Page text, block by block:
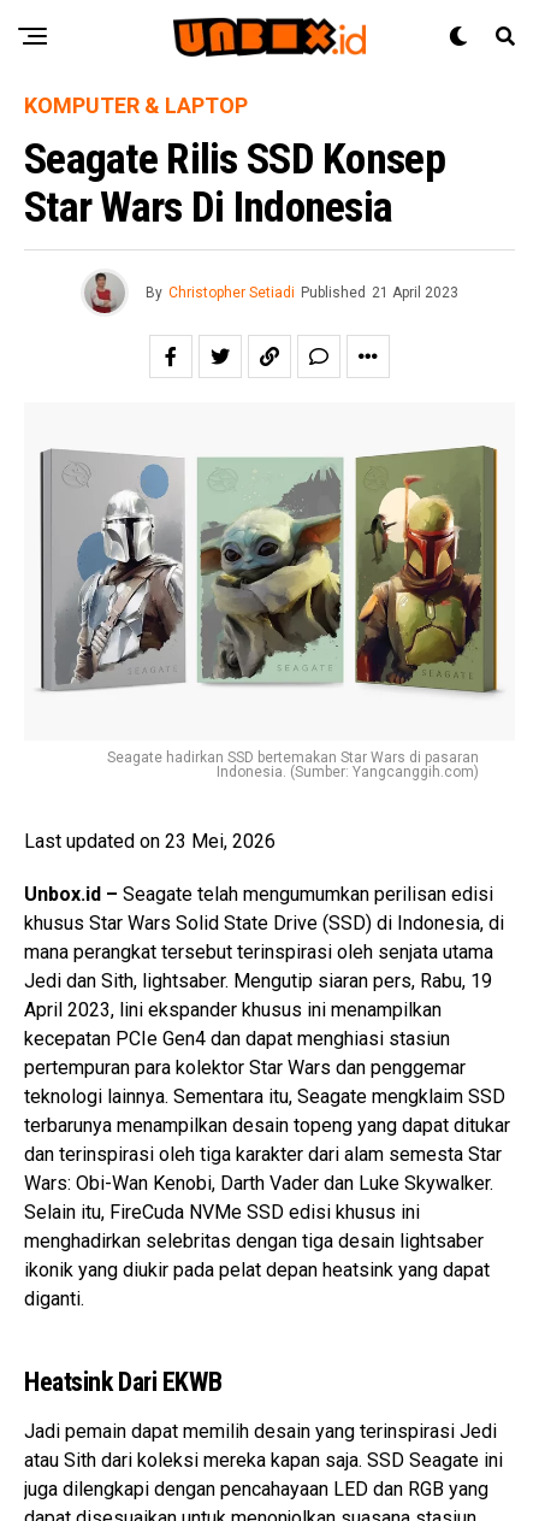
KOMPUTER & LAPTOP
Seagate Rilis SSD Konsep
Star Wars Di Indonesia
By Christopher Setiadi Published 21 April 2023
Seagate hadirkan SSD bertemakan Star Wars di pasaran
Indonesia. (Sumber: Yangcanggih.com)
Last updated on 23 Mei, 2026
Unbox.id – Seagate telah mengumumkan perilisan edisi
khusus Star Wars Solid State Drive (SSD) di Indonesia, di
mana perangkat tersebut terinspirasi oleh senjata utama
Jedi dan Sith, lightsaber. Mengutip siaran pers, Rabu, 19
April 2023, lini ekspander khusus ini menampilkan
kecepatan PCIe Gen4 dan dapat menghiasi stasiun
pertempuran para kolektor Star Wars dan penggemar
teknologi lainnya. Sementara itu, Seagate mengklaim SSD
terbarunya menampilkan desain topeng yang dapat ditukar
dan terinspirasi oleh tiga karakter dari alam semesta Star
Wars: Obi-Wan Kenobi, Darth Vader dan Luke Skywalker.
Selain itu, FireCuda NVMe SSD edisi khusus ini
menghadirkan selebritas dengan tiga desain lightsaber
ikonik yang diukir pada pelat depan heatsink yang dapat
diganti.
Heatsink Dari EKWB
Jadi pemain dapat memilih desain yang terinspirasi Jedi
atau Sith dari koleksi mereka kapan saja. SSD Seagate ini
juga dilengkapi dengan pencahayaan LED dan RGB yang